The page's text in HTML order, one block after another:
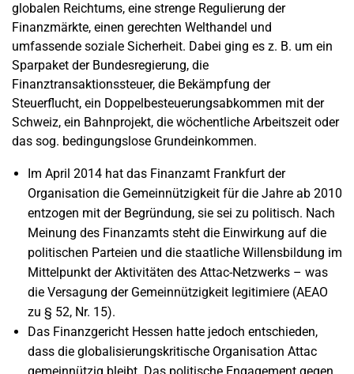
globalen Reichtums, eine strenge Regulierung der
Finanzmärkte, einen gerechten Welthandel und
umfassende soziale Sicherheit. Dabei ging es z. B. um ein
Sparpaket der Bundesregierung, die
Finanztransaktionssteuer, die Bekämpfung der
Steuerflucht, ein Doppelbesteuerungsabkommen mit der
Schweiz, ein Bahnprojekt, die wöchentliche Arbeitszeit oder
das sog. bedingungslose Grundeinkommen.
Im April 2014 hat das Finanzamt Frankfurt der
Organisation die Gemeinnützigkeit für die Jahre ab 2010
entzogen mit der Begründung, sie sei zu politisch. Nach
Meinung des Finanzamts steht die Einwirkung auf die
politischen Parteien und die staatliche Willensbildung im
Mittelpunkt der Aktivitäten des Attac-Netzwerks – was
die Versagung der Gemeinnützigkeit legitimiere (AEAO
zu § 52, Nr. 15).
Das Finanzgericht Hessen hatte jedoch entschieden,
dass die globalisierungskritische Organisation Attac